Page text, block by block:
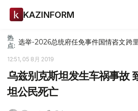
KAZINFORM
热
点: 选举-2026总统府任免事件国情咨文跨
12:51, 05 8月 2019
乌兹别克斯坦发生车祸事故
坦公民死亡